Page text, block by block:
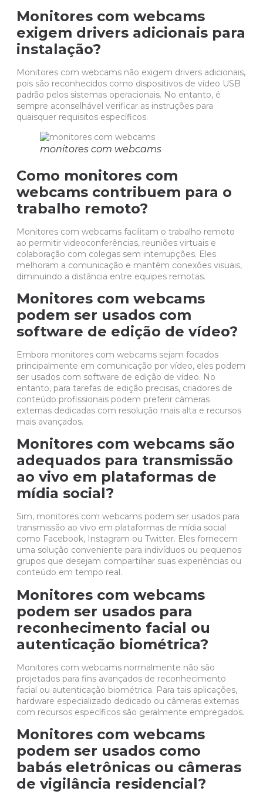
Monitores com webcams
exigem drivers adicionais para
instalação?
Monitores com webcams não exigem drivers adicionais,
pois são reconhecidos como dispositivos de vídeo USB
padrão pelos sistemas operacionais. No entanto, é
sempre aconselhável verificar as instruções para
quaisquer requisitos específicos.
monitores com webcams
Como monitores com
webcams contribuem para o
trabalho remoto?
Monitores com webcams facilitam o trabalho remoto
ao permitir videoconferências, reuniões virtuais e
colaboração com colegas sem interrupções. Eles
melhoram a comunicação e mantêm conexões visuais,
diminuindo a distância entre equipes remotas.
Monitores com webcams
podem ser usados ​​com
software de edição de vídeo?
Embora monitores com webcams sejam focados
principalmente em comunicação por vídeo, eles podem
ser usados ​​com software de edição de vídeo. No
entanto, para tarefas de edição precisas, criadores de
conteúdo profissionais podem preferir câmeras
externas dedicadas com resolução mais alta e recursos
mais avançados.
Monitores com webcams são
adequados para transmissão
ao vivo em plataformas de
mídia social?
Sim, monitores com webcams podem ser usados ​​para
transmissão ao vivo em plataformas de mídia social
como Facebook, Instagram ou Twitter. Eles fornecem
uma solução conveniente para indivíduos ou pequenos
grupos que desejam compartilhar suas experiências ou
conteúdo em tempo real.
Monitores com webcams
podem ser usados ​​para
reconhecimento facial ou
autenticação biométrica?
Monitores com webcams normalmente não são
projetados para fins avançados de reconhecimento
facial ou autenticação biométrica. Para tais aplicações,
hardware especializado dedicado ou câmeras externas
com recursos específicos são geralmente empregados.
Monitores com webcams
podem ser usados ​​como
babás eletrônicas ou câmeras
de vigilância residencial?